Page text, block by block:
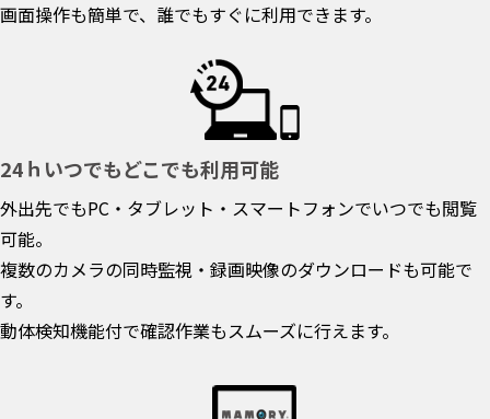
画面操作も簡単で、誰でもすぐに利用できます。
24ｈいつでもどこでも利用可能
外出先でもPC・タブレット・スマートフォンでいつでも閲覧
可能。
複数のカメラの同時監視・録画映像のダウンロードも可能で
す。
動体検知機能付で確認作業もスムーズに行えます。